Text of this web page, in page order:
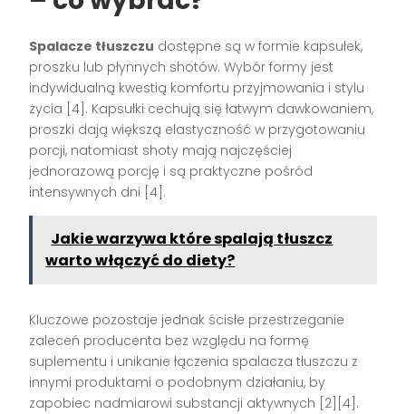
Spalacze tłuszczu dostępne są w formie kapsułek,
proszku lub płynnych shotów. Wybór formy jest
indywidualną kwestią komfortu przyjmowania i stylu
życia [4]. Kapsułki cechują się łatwym dawkowaniem,
proszki dają większą elastyczność w przygotowaniu
porcji, natomiast shoty mają najczęściej
jednorazową porcję i są praktyczne pośród
intensywnych dni [4].
Jakie warzywa które spalają tłuszcz
warto włączyć do diety?
Kluczowe pozostaje jednak ścisłe przestrzeganie
zaleceń producenta bez względu na formę
suplementu i unikanie łączenia spalacza tłuszczu z
innymi produktami o podobnym działaniu, by
zapobiec nadmiarowi substancji aktywnych [2][4].